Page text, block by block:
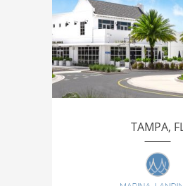
TAMPA,